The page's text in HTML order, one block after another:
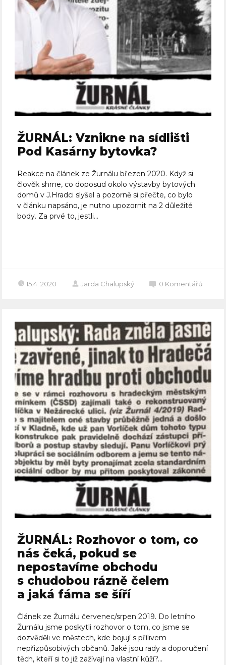
ŽURNÁL: Vznikne na sídlišti
Pod Kasárny bytovka?
Reakce na článek ze Žurnálu březen 2020. Když si
člověk shrne, co doposud okolo výstavby bytových
domů v J.Hradci slyšel a pozorně si přečte, co bylo
v článku napsáno, je nutno upozornit na 2 důležité
body. Za prvé to, jestli...
15.4. 2020 Jarda Chalupský 0 Komentářů
ŽURNÁL: Rozhovor o tom, co
nás čeká, pokud se
nepostavíme obchodu
s chudobou rázně čelem
a jaká fáma se šíří
Článek ze Žurnálu červenec/srpen 2019. Do letního
Žurnálu jsme poskytli rozhovor o tom, co jsme se
dozvěděli ve městech, kde bojují s přílivem
nepřizpůsobivých občanů. Jaké jsou rady a doporučení
těch, kteří si to již zažívají na vlastní kůži?...